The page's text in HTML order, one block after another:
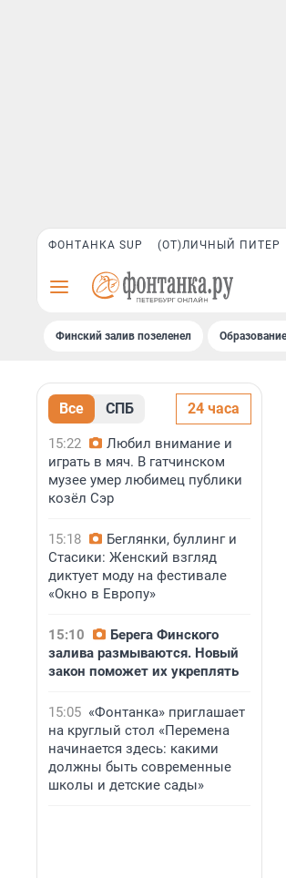
ФОНТАНКА SUP (ОТ)ЛИЧНЫЙ ПИТЕР
Финский залив позеленел
Все СПБ 24 часа
15:22
Любил внимание и
играть в мяч. В гатчинском
музее умер любимец публики
козёл Сэр
15:18
Беглянки, буллинг и
Стасики: Женский взгляд
диктует моду на фестивале
«Окно в Европу»
15:10
Берега Финского
залива размываются. Новый
закон поможет их укреплять
15:05 «Фонтанка» приглашает
на круглый стол «Перемена
начинается здесь: какими
должны быть современные
школы и детские сады»